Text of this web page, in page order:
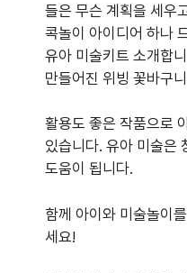
들은 무슨 계획을 세우
콕놀이 아이디어 하나
유아 미술키트 소개합
만들어진 위빙 꽃바구
활용도 좋은 작품으로
있습니다. 유아 미술은
도움이 됩니다.
함께 아이와 미술놀이
세요!